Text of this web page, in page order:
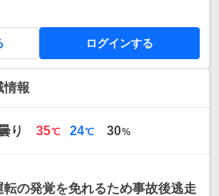
ログインする
情報
り
最
35℃
最
24℃ 30%
転の発覚を免れるため事故後逃走